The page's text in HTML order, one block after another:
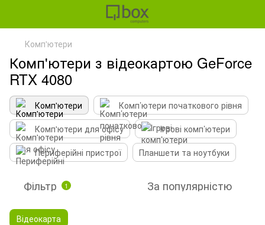
Комп'ютери
Комп'ютери з відеокартою GeForce
RTX 4080
Комп'ютери
Комп’ютери початкового рівня
Комп'ютери для офісу
Ігрові комп’ютери
Периферійні пристрої
Планшети та ноутбуки
Фільтр 1 За популярністю
Відеокарта